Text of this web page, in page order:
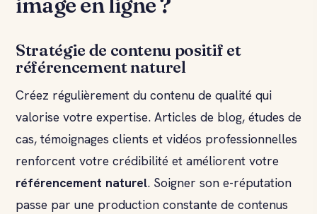
image en ligne ?
Stratégie de contenu positif et
référencement naturel
Créez régulièrement du contenu de qualité qui
valorise votre expertise. Articles de blog, études de
cas, témoignages clients et vidéos professionnelles
renforcent votre crédibilité et améliorent votre
référencement naturel. Soigner son e-réputation
passe par une production constante de contenus